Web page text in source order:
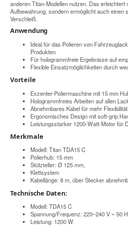
anderen Titan-Modellen nutzen. Das erleichtert
Aufbewahrung, sondern ermöglicht auch einen
Verschleiß.
Anwendung
Ideal für das Polieren von
Produkten
Für hologrammfreie Ergebnisse auf
Flexible Einsatzmöglichkeiten durch
Vorteile
Exzenter-Poliermaschine mit 15 mm
Hologrammfreies Arbeiten auf allen
Abnehmbares Kabel für mehr
Ergonomisches Design mit soft-grip
Leistungsstarker 1200-Watt-Motor für
Merkmale
Modell: Titan TDA15 C
Polierhub: 15 mm
Stützteller: Ø 125 mm,
Klettsystem
Kabellänge: 8 m, über Stecker
Technische Daten:
Modell: TDA15 C
Spannung/Frequenz: 220–240 V ~ 50
Leistung: 1200 W